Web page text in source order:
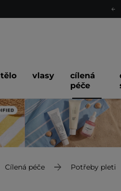
tělo vlasy
cílená
péče
Cílená péče Potřeby pleti